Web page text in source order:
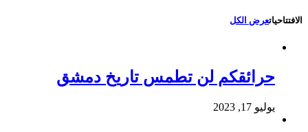
الافتتاحياتعرض الكل
حرائقكم لن تطمس تاريخ دمشق
يوليو 17, 2023